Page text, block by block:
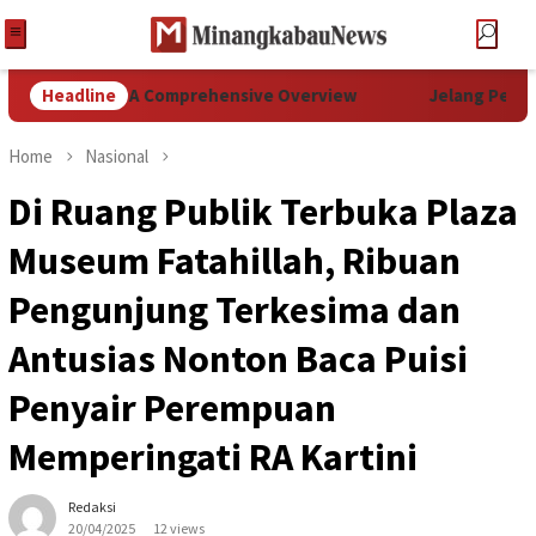
Headline
A Comprehensive Overview Jelang Pengukuhan,
Home Nasional
Di Ruang Publik Terbuka Plaza
Museum Fatahillah, Ribuan
Pengunjung Terkesima dan
Antusias Nonton Baca Puisi
Penyair Perempuan
Memperingati RA Kartini
Redaksi
20/04/2025
12 views